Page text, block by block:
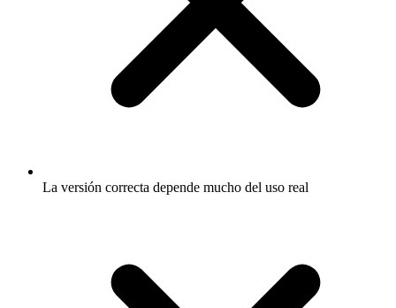
La versión correcta depende mucho del uso real